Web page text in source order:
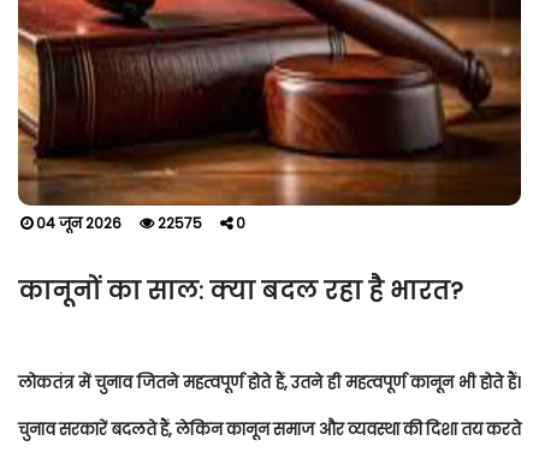
04 जून 2026 22575 0
कानूनों का साल: क्या बदल रहा है भारत?
लोकतंत्र में चुनाव जितने महत्वपूर्ण होते हैं, उतने ही महत्वपूर्ण कानून भी होते हैं।
चुनाव सरकारें बदलते हैं, लेकिन कानून समाज और व्यवस्था की दिशा तय करते